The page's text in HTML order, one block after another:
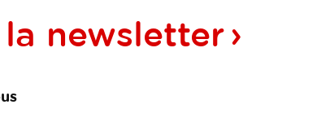
newsletter